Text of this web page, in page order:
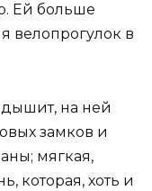
Ей больше
велопрогулок в
на ней
замков и
мягкая,
которая, хоть и